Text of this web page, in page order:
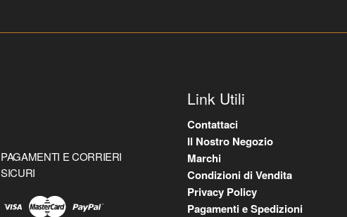
PAGAMENTI E CORRIERI
SICURI
Link Utili
Contattaci
Il Nostro Negozio
Marchi
Condizioni di Vendita
Privacy Policy
Pagamenti e Spedizioni